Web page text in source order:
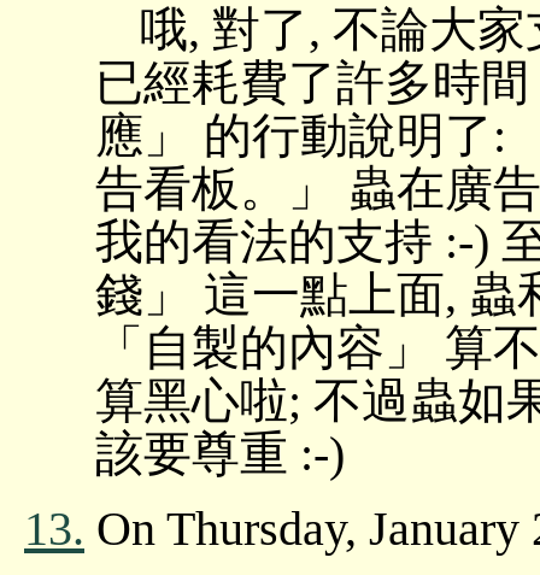
哦, 對了, 不論大
已經耗費了許多時
應」 的行動說明了:
告看板。」 蟲在廣
我的看法的支持 :-)
錢」 這一點上面, 蟲
「自製的內容」 算
算黑心啦; 不過蟲如
該要尊重 :-)
13. On Thursday,